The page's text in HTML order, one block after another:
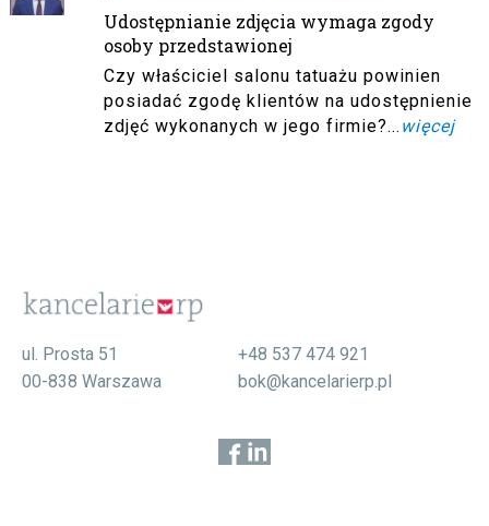
Udostępnianie zdjęcia wymaga zgody
osoby przedstawionej
Czy właściciel salonu tatuażu powinien
posiadać zgodę klientów na udostępnienie
zdjęć wykonanych w jego firmie?... więcej
ul. Prosta 51
00-838 Warszawa
+48 537 474 921
bok@kancelarierp.pl